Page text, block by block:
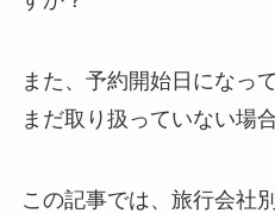
また、予約開始日になっ
まだ取り扱っていない場
この記事では、旅行会社